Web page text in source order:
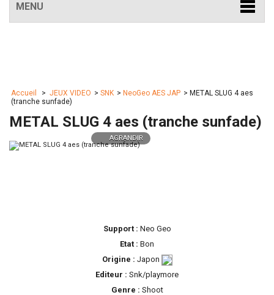
MENU
Accueil > JEUX VIDEO > SNK > NeoGeo AES JAP > METAL SLUG 4 aes
(tranche sunfade)
METAL SLUG 4 aes (tranche sunfade)
AGRANDIR
Support : Neo Geo
Etat : Bon
Origine : Japon
Editeur : Snk/playmore
Genre : Shoot